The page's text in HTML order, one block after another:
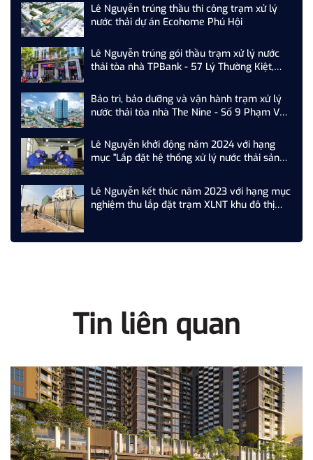
Lê Nguyễn trúng thầu thi công trạm xử lý
nước thải dự án Ecohome Phú Hội
Lê Nguyễn trúng gói thầu trạm xử lý nước
thải tòa nhà TPBank - 57 Lý Thường Kiệt,
Bảo trì, bảo dưỡng và vận hành trạm xử lý
nước thải tòa nhà The Nine - Số 9 Phạm Văn
Lê Nguyễn khởi động năm 2024 với hạng
mục "Lắp đặt hệ thống xử lý nước thải sản
Lê Nguyễn kết thúc năm 2023 với hạng mục
nghiệm thu lắp đặt trạm XLNT khu đô thị
Tin liên quan